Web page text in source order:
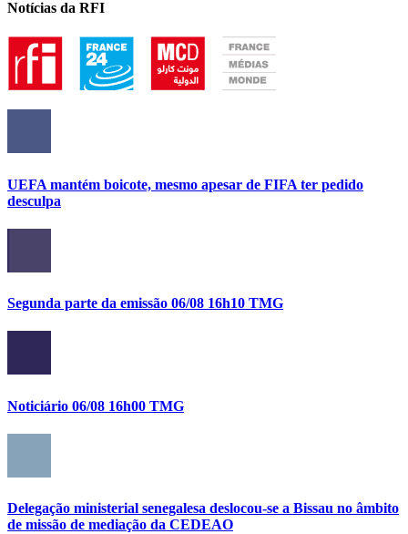
Notícias da RFI
UEFA mantém boicote, mesmo apesar de FIFA ter pedido
desculpa
Segunda parte da emissão 06/08 16h10 TMG
Noticiário 06/08 16h00 TMG
Delegação ministerial senegalesa deslocou-se a Bissau no âmbito
de missão de mediação da CEDEAO